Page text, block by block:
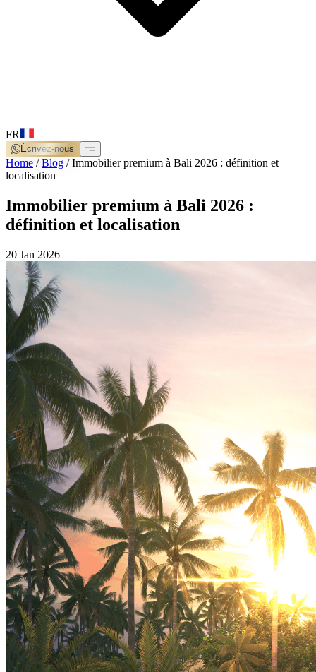
FR
Écrivez-nous
Home /Blog /Immobilier premium à Bali 2026 : définition et
localisation
Immobilier premium à Bali 2026 :
définition et localisation
20 Jan 2026